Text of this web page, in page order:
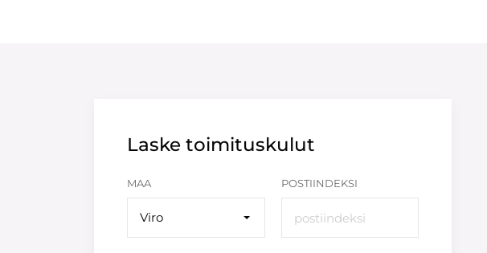
Laske toimituskulut
MAA
Viro
POSTIINDEKSI